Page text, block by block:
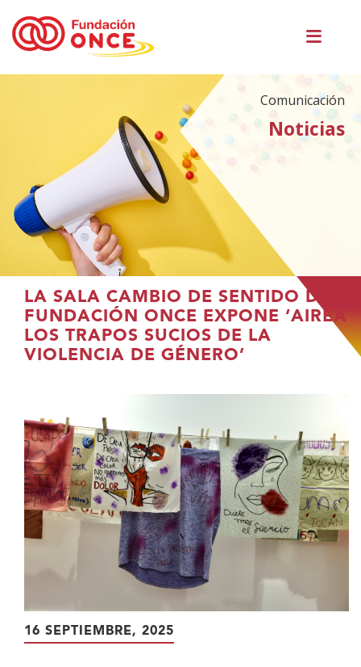
principal
Comunicación
Noticias
encuentras
LA SALA CAMBIO DE SENTIDO DE
FUNDACIÓN ONCE EXPONE ‘AIREA
LOS TRAPOS SUCIOS DE LA
VIOLENCIA DE GÉNERO’
16 SEPTIEMBRE, 2025